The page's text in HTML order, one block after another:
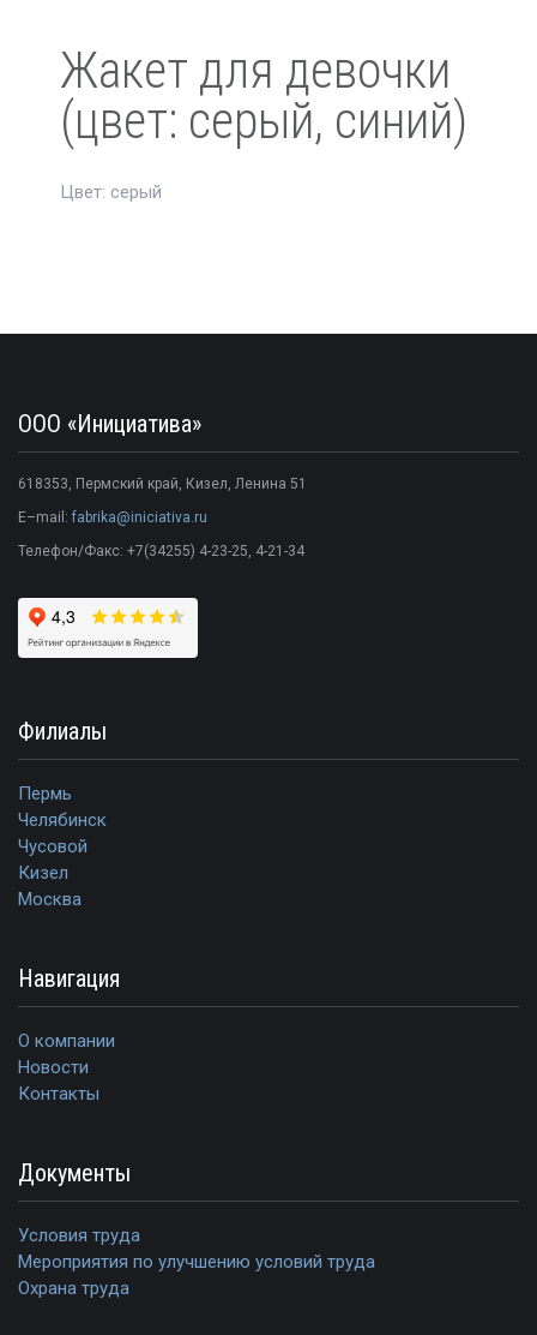
Жакет для девочки
(цвет: серый, синий)
Цвет: серый
ООО «Инициатива»
618353, Пермский край, Кизел, Ленина 51
E–mail: fabrika@iniciativa.ru
Телефон/Факс: +7(34255) 4-23-25, 4-21-34
Филиалы
Пермь
Челябинск
Чусовой
Кизел
Москва
Навигация
О компании
Новости
Контакты
Документы
Условия труда
Мероприятия по улучшению условий труда
Охрана труда